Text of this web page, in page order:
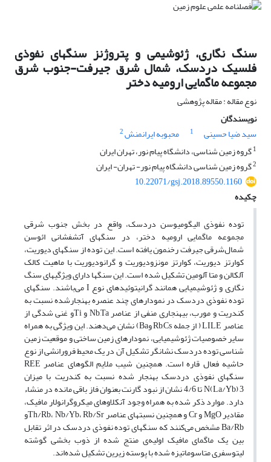
سنگ نگاری، ژئوشیمی و پتروژنز سنگهای نفوذی
فلسیک دردسک، شمال شرق جیرفت-جنوب شرق
مجموعه ماگمایی ارومیه دختر
نوع مقاله : مقاله پژوهشی
نویسندگان
سید ضیا حسینی
1 محبوبه ایرانمنش2
1گروه زمین شناسی، دانشگاه پیام نور، تهران ایران
2گروه زمین شناسی دانشگاه پیام نور- تهران- ایران
10.22071/gsj.2018.89550.1160
چکیده
توده نفوذی الیگومیوسن دردسک، واقع در بخش جنوب شرقی
مجموعه ماگمایی ارومیه دختر، در سنگهای آتشفشانی ائوسن
شمال‌شرقی جیرفت رخنمون یافته است. این توده از سنگهای دیوریت،
کوارتز دیوریت، کوارتز مونزودیوریت و گرانودیوریت با ماهیت کالک
آلکالن و متا آلومین تشکیل شده است. این سنگها دارای ویژگیهای سنگ
نگاری و ژئوشیمیایی همانند گرانیتوئیدهای نوع I می‌باشند. سنگهای
توده نفوذی دردسک در نمودارهای چند عنصره بهنجارشده نسبت به
کندریت و مورب، بیهنجاری منفی از عناصر Nb,Ta و Tiو غنی شدگی از
عناصر LILE ( از جمله Rb,Cs وBa) نشان می‌دهند. این ویژگی به همراه
سایر خصوصیات ژئوشیمیایی، نمودارهای زمین ساختی و موقعیت زمین
شناسی توده دردسک نشانگر تشکیل آن در یک محیط فرورانشی از نوع
حاشیه فعال قاره است. همچنین شیب ملایم الگوهای عناصر REE
سنگهای نفوذی دردسک بهنجار شده نسبت به کندریت با میزان
N(La/Yb) 3 تا 4/6 نشان از نبود گارنت بعنوان فاز باقی مانده در منشاء
دارد. موارد ذکر شده به همراه وجود آنکلاوهای میکروگرانولار مافیک،
مقادیر MgO و Cr و همچنین نسبتهای عناصر Th/Rb، Nb/Yb، Rb/Srو
Ba/Rb مشخص می‌کنند که سنگهای توده نفوذی دردسک در اثر تقابل
بین یک ماگمای مافیک اولیه‌ی منتج شده از ذوب بخشی گوشته
لیتوسفری متاسوماتیزه شده با پوسته زیرین تشکیل شده‌اند.